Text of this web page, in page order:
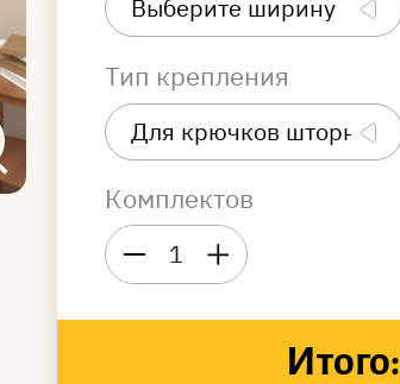
Тип крепления
Комплектов
1
Итого: